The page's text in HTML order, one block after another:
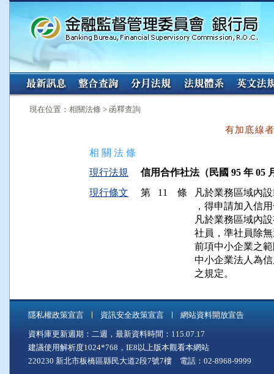
:::
現在位置：相關法條 > 函釋查詢
有加底線
相 關 法 條
現行法規
信用合作社法（民國 95 年 05
現行條文
第 11 條
凡於業務區域內
，得申請加入信
凡於業務區域內
社員，準社員除
前項中小企業之
中小企業法人為
之規定。
隱私權政策宣言 資訊安全政策宣言 網站資料開放宣告
資料庫更新週期：二週，最新資料時間：115.07.17
建議使用解析度1024*768，IE8以上版本觀看本網站
220230 新北市板橋區縣民大道2段7號7樓 電話：02-8968-9999